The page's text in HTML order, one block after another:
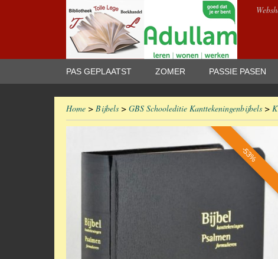
PAS GEPLAATST ZOMER PASSIE PASEN
Home > Bijbels > GBS Schooleditie Kanttekeningenbijbels >
-53%